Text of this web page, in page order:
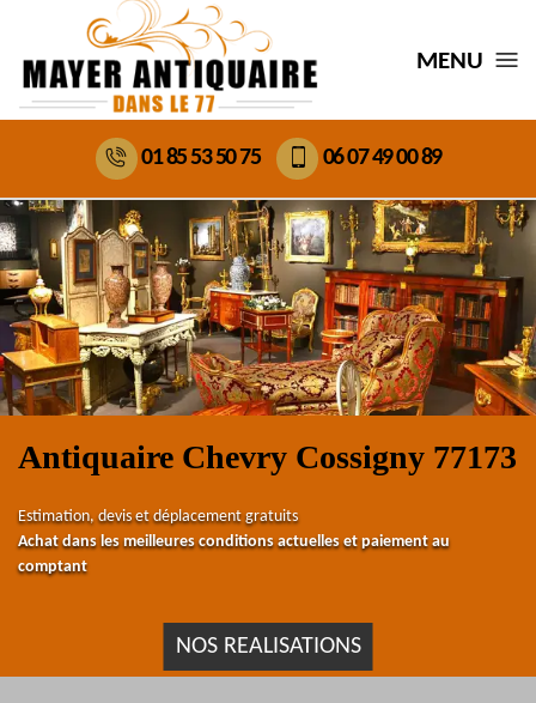
MENU
01 85 53 50 75 06 07 49 00 89
Antiquaire Chevry Cossigny 77173
Estimation, devis et déplacement gratuits
Achat dans les meilleures conditions actuelles et paiement au
comptant
NOS REALISATIONS